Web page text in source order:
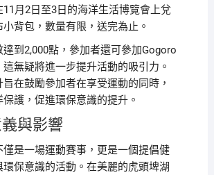
月2日至3日的海洋生活博覽會上兌
背包，數量有限，送完為止。
到2,000點，參加者還可參加Gogoro
無疑將進一步提升活動的吸引力。
在鼓勵參加者在享受運動的同時，
護，促進環保意識的提升。
與影響
僅是一場運動賽事，更是一個提倡健
環保意識的活動。在美麗的虎頭埤湖